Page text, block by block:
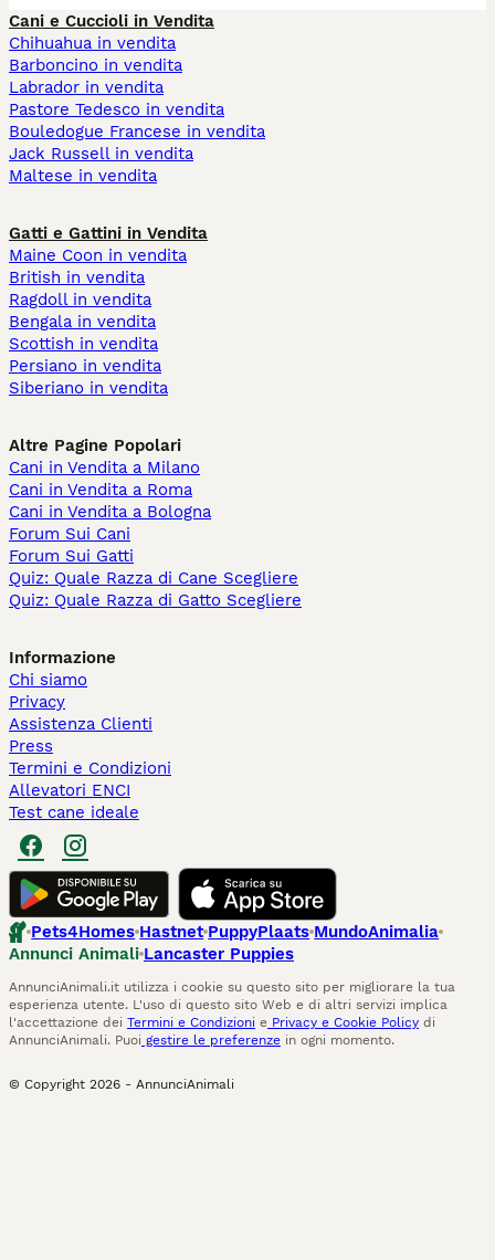
Cani e Cuccioli in Vendita
Chihuahua in vendita
Barboncino in vendita
Labrador in vendita
Pastore Tedesco in vendita
Bouledogue Francese in vendita
Jack Russell in vendita
Maltese in vendita
Gatti e Gattini in Vendita
Maine Coon in vendita
British in vendita
Ragdoll in vendita
Bengala in vendita
Scottish in vendita
Persiano in vendita
Siberiano in vendita
Altre Pagine Popolari
Cani in Vendita a Milano
Cani in Vendita a Roma
Cani in Vendita a Bologna
Forum Sui Cani
Forum Sui Gatti
Quiz: Quale Razza di Cane Scegliere
Quiz: Quale Razza di Gatto Scegliere
Informazione
Chi siamo
Privacy
Assistenza Clienti
Press
Termini e Condizioni
Allevatori ENCI
Test cane ideale
Pets4Homes Hastnet PuppyPlaats MundoAnimalia
Annunci Animali Lancaster Puppies
AnnunciAnimali.it utilizza i cookie su questo sito per migliorare la tua
esperienza utente. L'uso di questo sito Web e di altri servizi implica
l'accettazione dei Termini e Condizioni e Privacy e Cookie Policy di
AnnunciAnimali. Puoi gestire le preferenze in ogni momento.
© Copyright 2026 - AnnunciAnimali